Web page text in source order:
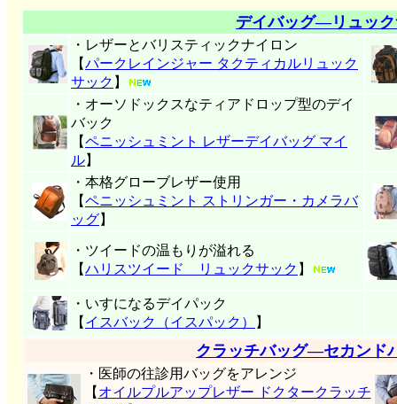
デイバッグ―リュッ
・レザーとバリスティックナイロン
【パークレインジャー タクティカルリュック
サック 】
・オーソドックスなティアドロップ型のデイ
バック
【ペニッシュミント レザーデイバッグ マイ
ル】
・本格グローブレザー使用
【ペニッシュミント ストリンガー・カメラバ
ッグ】
・ツイードの温もりが溢れる
【ハリスツイード リュックサック 】
・いすになるデイパック
【 イスバック（イスパック） 】
クラッチバッグ―セカンド
・医師の往診用バッグをアレンジ
【 オイルプルアップレザー ドクタークラッチ